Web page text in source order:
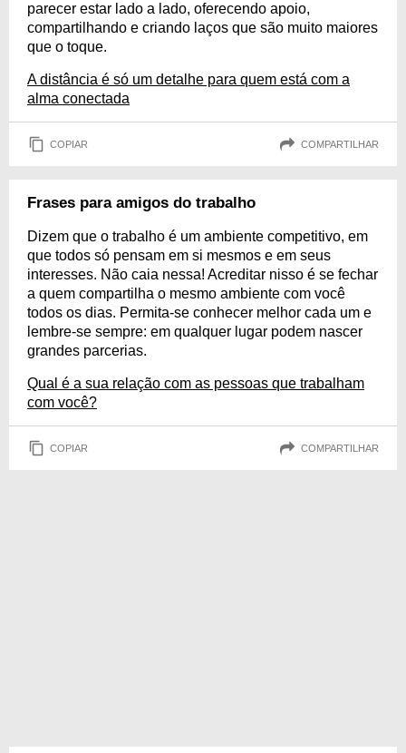
parecer estar lado a lado, oferecendo apoio,
compartilhando e criando laços que são muito maiores
que o toque.
A distância é só um detalhe para quem está com a
alma conectada
COPIAR COMPARTILHAR
Frases para amigos do trabalho
Dizem que o trabalho é um ambiente competitivo, em
que todos só pensam em si mesmos e em seus
interesses. Não caia nessa! Acreditar nisso é se fechar
a quem compartilha o mesmo ambiente com você
todos os dias. Permita-se conhecer melhor cada um e
lembre-se sempre: em qualquer lugar podem nascer
grandes parcerias.
Qual é a sua relação com as pessoas que trabalham
com você?
COPIAR COMPARTILHAR